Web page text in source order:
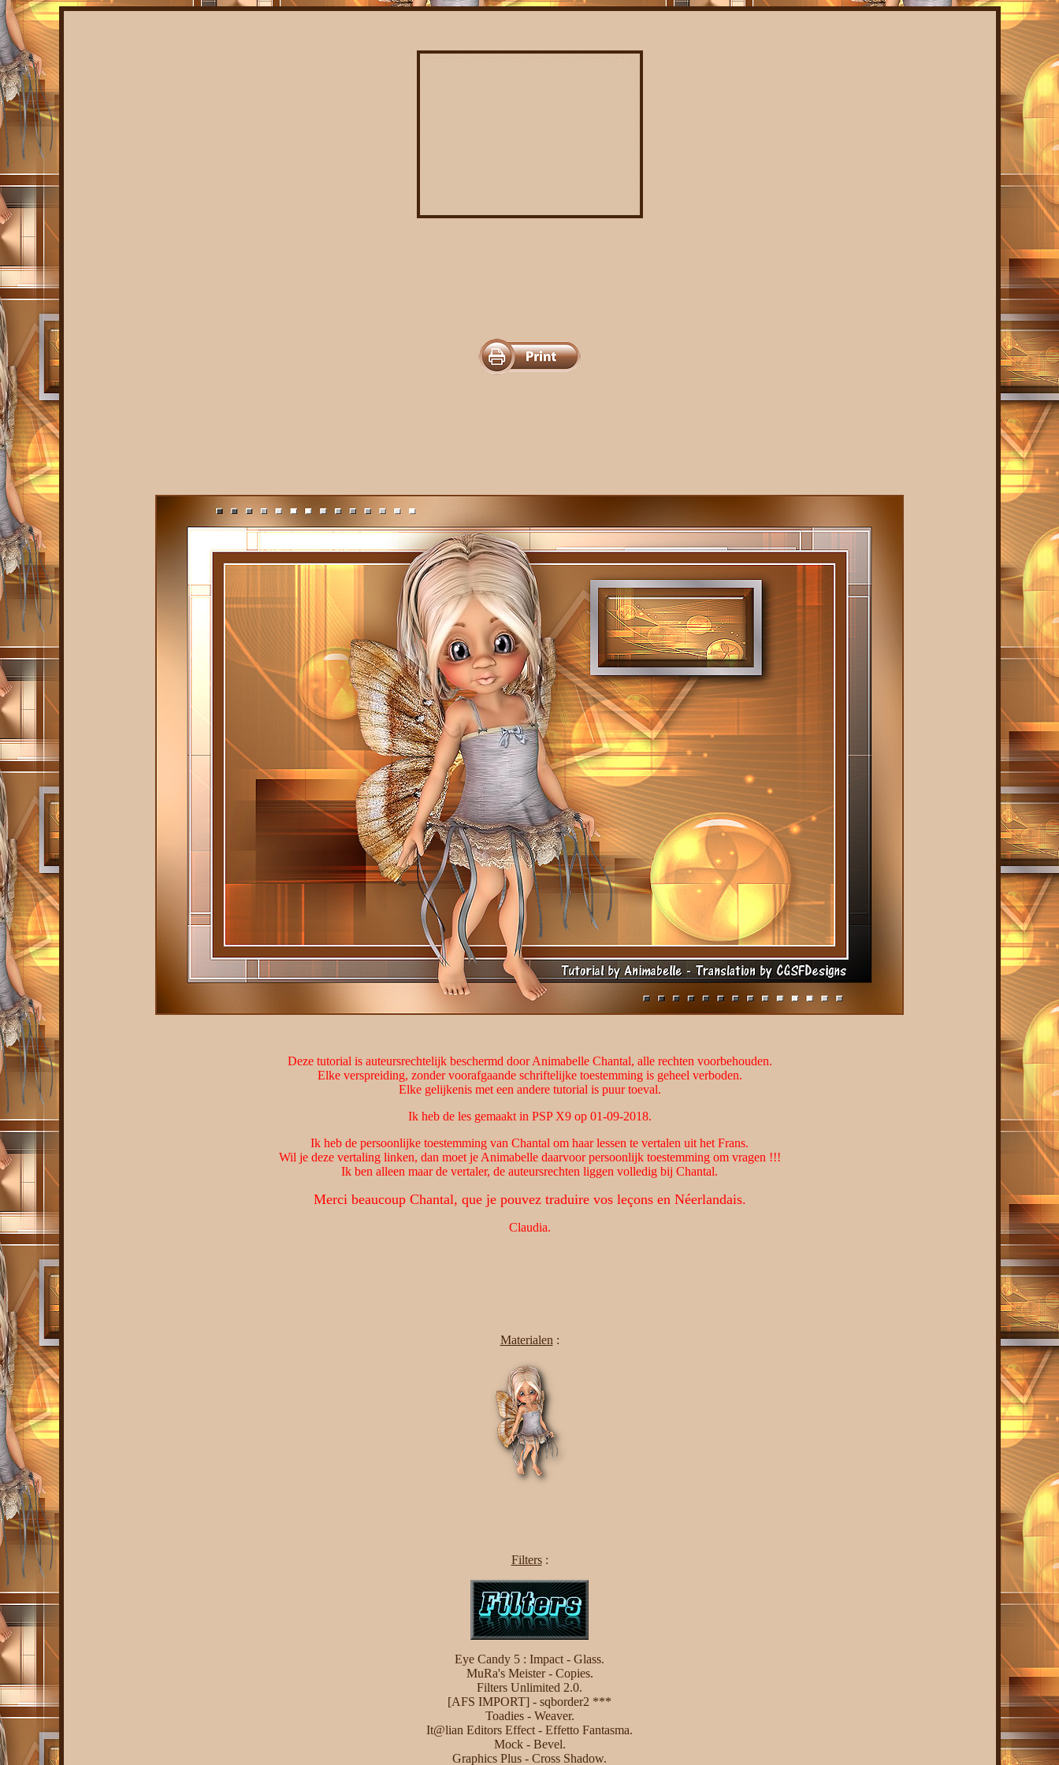
Deze tutorial is auteursrechtelijk beschermd door Animabelle Chantal, alle rechten voorbehouden.
Elke verspreiding, zonder voorafgaande schriftelijke toestemming is geheel verboden.
Elke gelijkenis met een andere tutorial is puur toeval.
Ik heb de les gemaakt in PSP X9 op 01-09-2018.
Ik heb de persoonlijke toestemming van Chantal om haar lessen te vertalen uit het Frans.
Wil je deze vertaling linken, dan moet je Animabelle daarvoor persoonlijk toestemming om vragen !!!
Ik ben alleen maar de vertaler, de auteursrechten liggen volledig bij Chantal.
Merci beaucoup Chantal, que je pouvez traduire vos leçons en Néerlandais.
Claudia.
Materialen :
Filters:
Eye Candy 5 : Impact - Glass.
MuRa's Meister - Copies.
Filters Unlimited 2.0.
[AFS IMPORT] - sqborder2 ***
Toadies - Weaver.
It@lian Editors Effect - Effetto Fantasma.
Mock - Bevel.
Graphics Plus - Cross Shadow.